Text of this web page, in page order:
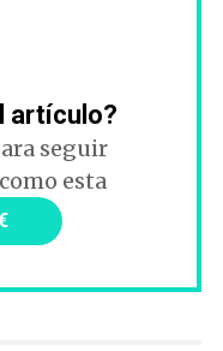
artículo?
seguir
esta